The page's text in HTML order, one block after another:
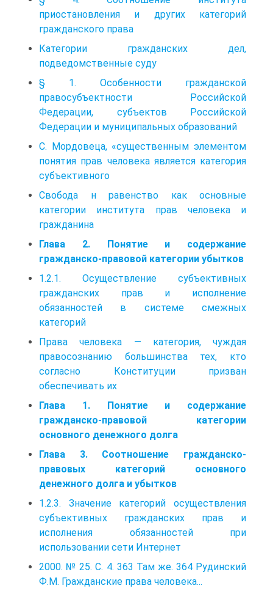
приостановления и других категорий
гражданского права
Категории гражданских дел,
подведомственные суду
§ 1. Особенности гражданской
правосубъектности Российской
Федерации, субъектов Российской
Федерации и муниципальных образований
С. Мордовеца, «существенным элементом
понятия прав человека является категория
субъективного
Свобода н равенство как основные
категории института прав человека и
гражданина
Глава 2. Понятие и содержание
гражданско-правовой категории убытков
1.2.1. Осуществление субъективных
гражданских прав и исполнение
обязанностей в системе смежных
категорий
Права человека — категория, чуждая
правосознанию большинства тех, кто
согласно Конституции призван
обеспечивать их
Глава 1. Понятие и содержание
гражданско-правовой категории
основного денежного долга
Глава 3. Соотношение гражданско-
правовых категорий основного
денежного долга и убытков
1.2.3. Значение категорий осуществления
субъективных гражданских прав и
исполнения обязанностей при
использовании сети Интернет
2000. № 25. С. 4. 363 Там же. 364 Рудинский
Ф.М. Гражданские права человека...